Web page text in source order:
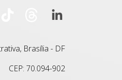
Brasília - DF
CEP: 70.094-902